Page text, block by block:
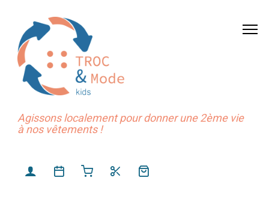
Agissons localement pour donner une 2ème vie
à nos vêtements !